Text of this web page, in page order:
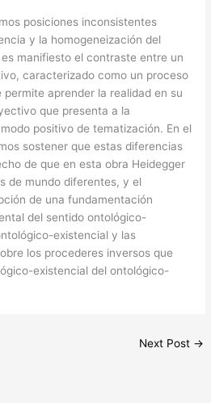
posiciones inconsistentes
y la homogeneización del
manifiesto el contraste entre un
caracterizado como un proceso
aprender la realidad en su
que presenta a la
positivo de tematización. En el
sostener que estas diferencias
de que en esta obra Heidegger
de mundo diferentes, y el
de una fundamentación
del sentido ontológico-
existencial y las
los procederes inversos que
existencial del ontológico-
Next Post →